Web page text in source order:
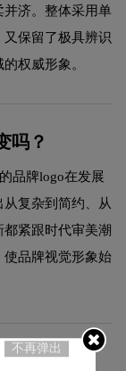
并济。整体采用单
保留了极具辨识
权威形象。
吗？
品牌logo在发展
复杂到简约、从
紧跟时代审美潮
品牌视觉形象始
不再弹出